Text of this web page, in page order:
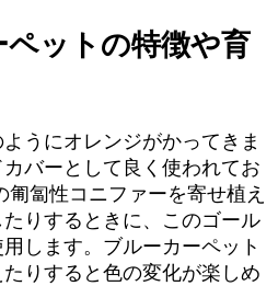
ットの特徴や育
うにオレンジがかってきま
バーとして良く使われてお
匍匐性コニファーを寄せ植え
りするときに、このゴール
します。ブルーカーペット
りすると色の変化が楽しめ